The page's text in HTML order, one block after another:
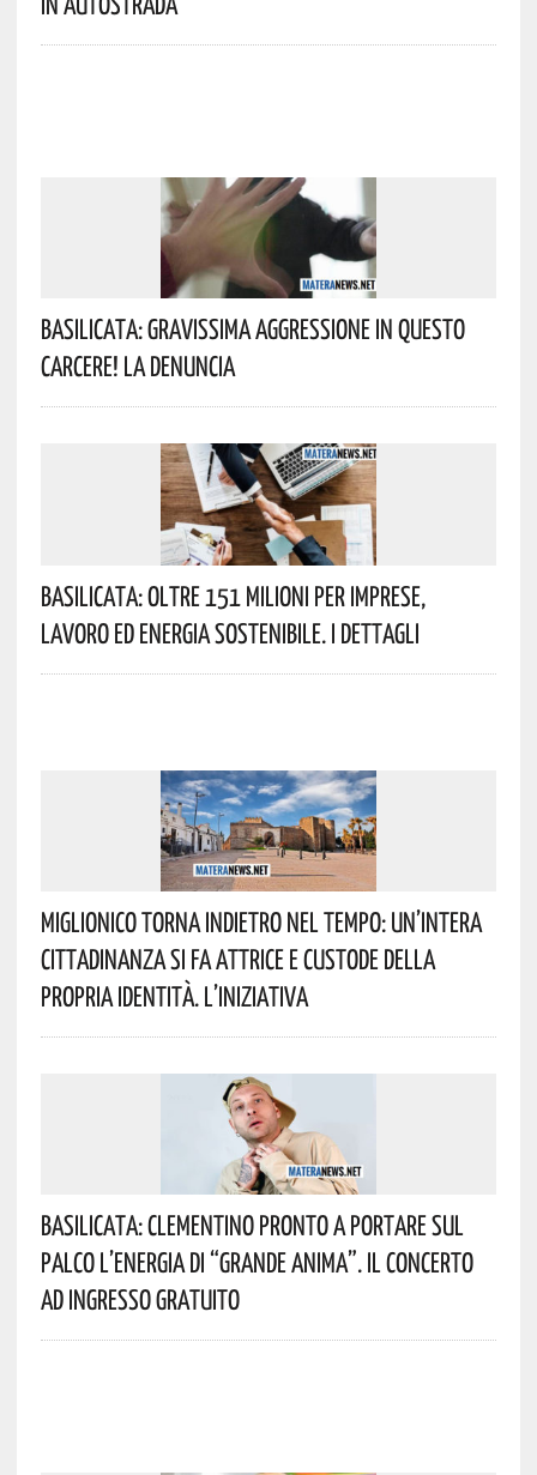
Basilicata: Gravissima Aggressione In Questo
Carcere! La Denuncia
Basilicata: Oltre 151 Milioni Per Imprese,
Lavoro Ed Energia Sostenibile. I Dettagli
Miglionico Torna Indietro Nel Tempo: Un’intera
Cittadinanza Si Fa Attrice E Custode Della
Propria Identità. L’iniziativa
Basilicata: Clementino Pronto A Portare Sul
Palco L’energia Di “Grande Anima”. Il Concerto
Ad Ingresso Gratuito